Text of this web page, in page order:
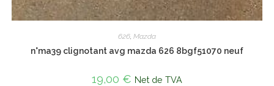
626 Mazda
n°ma39 clignotant avg mazda 626 8bgf51070 neuf
19,00 € Net de TVA